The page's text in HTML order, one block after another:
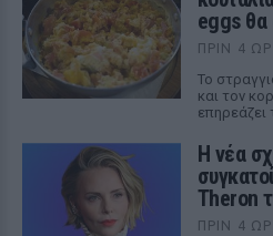
eggs θα
ΠΡΙΝ 4
Το
και τον
επηρεάζει
Η νέα
Theron
ΠΡΙΝ 4